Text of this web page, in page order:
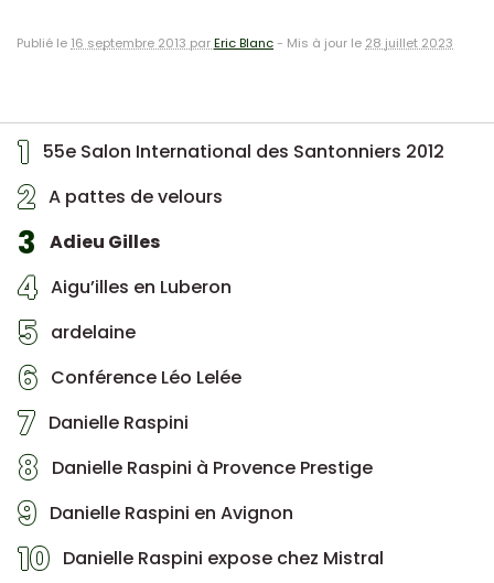
1 55e Salon International des Santonniers 2012
2 A pattes de velours
3 Adieu Gilles
4 Aigu’illes en Luberon
5 ardelaine
6 Conférence Léo Lelée
7 Danielle Raspini
8 Danielle Raspini à Provence Prestige
9 Danielle Raspini en Avignon
10 Danielle Raspini expose chez Mistral
Publié le 16 septembre 2013 parEric Blanc- Mis à jour le 28 juillet 2023